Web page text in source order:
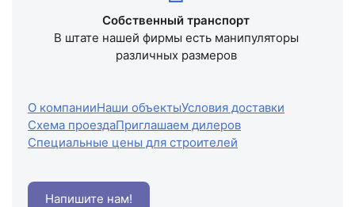
Собственный транспорт
В штате нашей фирмы есть манипуляторы
различных размеров
О компанииНаши объектыУсловия доставки
Схема проездаПриглашаем дилеров
Специальные цены для строителей
Напишите нам!